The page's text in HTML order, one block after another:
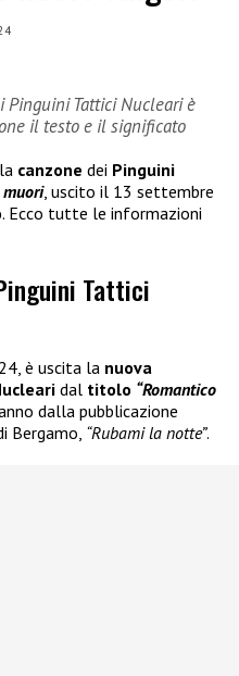
Pinguini Tattici Nucleari è
il testo e il significato
canzone dei Pinguini
muori, uscito il 13 settembre
. Ecco tutte le informazioni
Tattici
è uscita la nuova
dal titolo “Romantico
dalla pubblicazione
Bergamo, “Rubami la notte”.